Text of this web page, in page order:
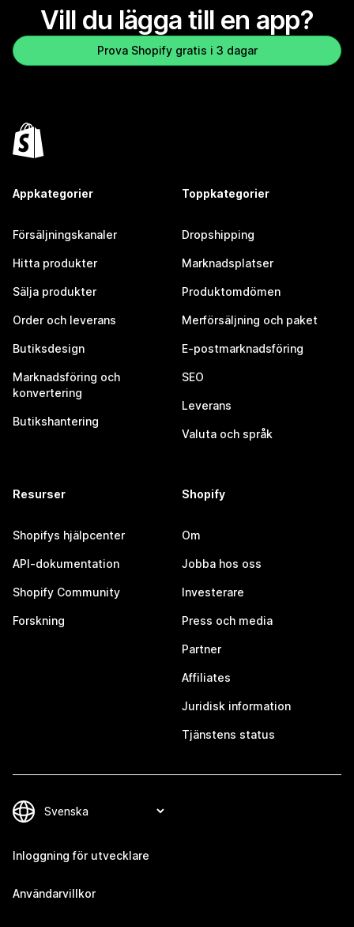
Vill du lägga till en app?
Prova Shopify gratis i 3 dagar
Appkategorier
Försäljningskanaler
Hitta produkter
Sälja produkter
Order och leverans
Butiksdesign
Marknadsföring och
konvertering
Butikshantering
Toppkategorier
Dropshipping
Marknadsplatser
Produktomdömen
Merförsäljning och paket
E-postmarknadsföring
SEO
Leverans
Valuta och språk
Resurser
Shopifys hjälpcenter
API-dokumentation
Shopify Community
Forskning
Shopify
Om
Jobba hos oss
Investerare
Press och media
Partner
Affiliates
Juridisk information
Tjänstens status
Inloggning för utvecklare
Användarvillkor